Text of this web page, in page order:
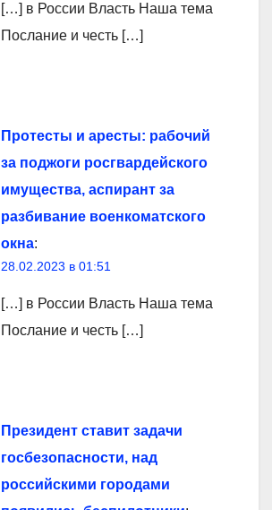
[…] в России Власть Наша тема
Послание и честь […]
Протесты и аресты: рабочий
за поджоги росгвардейского
имущества, аспирант за
разбивание военкоматского
окна:
28.02.2023 в 01:51
[…] в России Власть Наша тема
Послание и честь […]
Президент ставит задачи
госбезопасности, над
российскими городами